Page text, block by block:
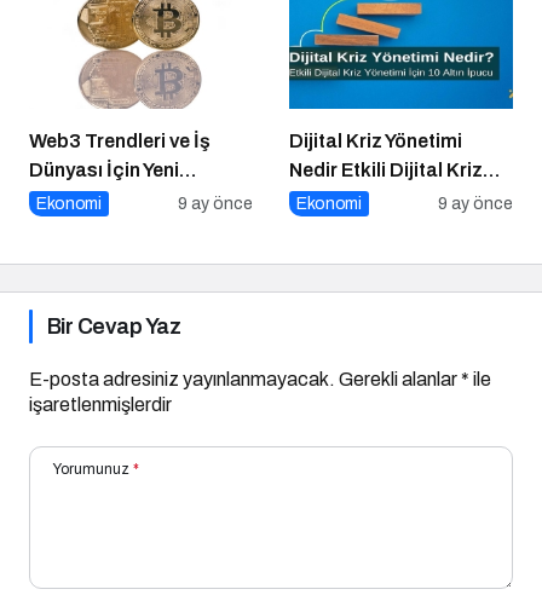
Kazandı
Web3 Trendleri ve İş
Dünyası İçin Yeni
Fırsatlar
Ekonomi 9 ay önce
Dijital Kriz Yönetimi
Nedir Etkili Dijital Kriz
Yönetimi için 10 Altın
Ekonomi 9 ay önce
Bir Cevap Yaz
E-posta adresiniz yayınlanmayacak. Gerekli alanlar* ile
işaretlenmişlerdir
Yorumunuz *